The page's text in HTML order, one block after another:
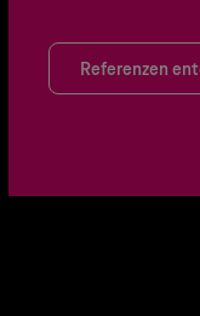
Referenzen